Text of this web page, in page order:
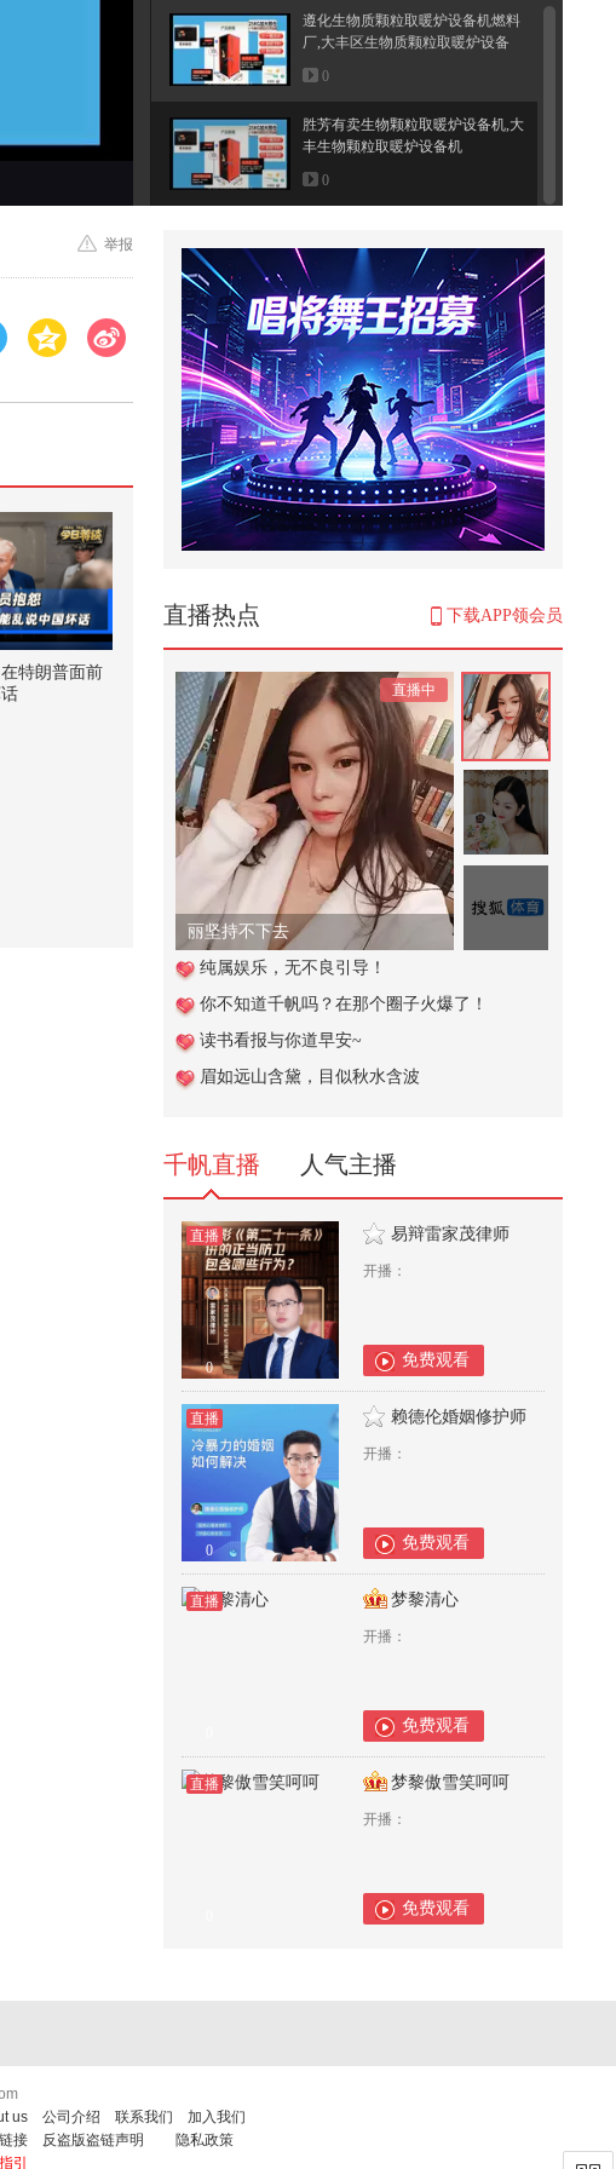
遵化生物质颗粒取暖炉设备机燃料
厂,大丰区生物质颗粒取暖炉设备
0
胜芳有卖生物颗粒取暖炉设备机,大
丰生物颗粒取暖炉设备机
0
举报
直播热点 下载APP领会员
直播中
丽坚持不下去
纯属娱乐，无不良引导！
你不知道千帆吗？在那个圈子火爆了！
读书看报与你道早安~
眉如远山含黛，目似秋水含波
千帆直播 人气主播
直播
0
易辩雷家茂律师
开播：
免费观看
直播
0
赖德伦婚姻修护师
开播：
免费观看
直播 梦黎清心
开播：
免费观看
直播 梦黎傲雪笑呵呵
开播：
免费观看
特朗普面前
us
公司介绍 联系我们
加入我们
接
反盗版盗链声明
隐私政策
引